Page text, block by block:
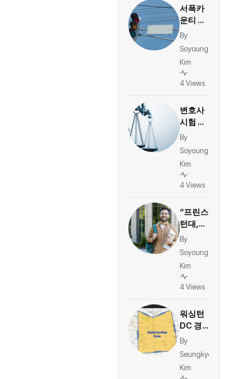
서폭카
운티 신
호위반
카메라
벌금 일
부 환
급…운
건당
36달러
By
Soyoung
Kim
4 Views
변호사
시험 중
쓰러진
한인 여
성, 호
프스트
라대 상
By
Soyoung
Kim
4 Views
“프린스
턴대,
링크드
인 선정
2026
미국 최
고 대학
어 경쟁
력 평
가”
By
Soyoung
Kim
4 Views
워싱턴
DC 경찰
당국, 컬
럼비아
하이츠
주말 ‘청
By
Seungkyo
Kim